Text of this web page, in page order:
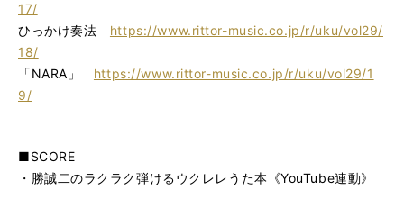
17/
ひっかけ奏法 https://www.rittor-music.co.jp/r/uku/vol29/
18/
「NARA」 https://www.rittor-music.co.jp/r/uku/vol29/1
9/
■SCORE
・勝誠二のラクラク弾けるウクレレうた本《YouTube連動》